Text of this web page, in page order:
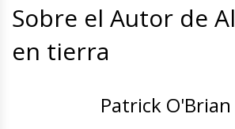
Sobre el Autor de
en tierra
Patrick O'Brian